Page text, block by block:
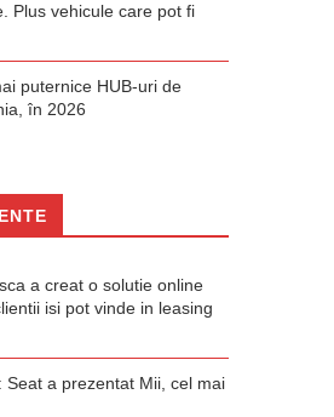
Plus vehicule care pot fi
puternice HUB-uri de
în 2026
a creat o solutie online
isi pot vinde in leasing
Seat a prezentat Mii, cel mai